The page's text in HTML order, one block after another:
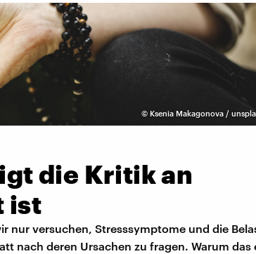
© Ksenia Makagonova /
die Kritik an
ist
nur versuchen, Stresssymptome und die
nach deren Ursachen zu fragen. Warum das